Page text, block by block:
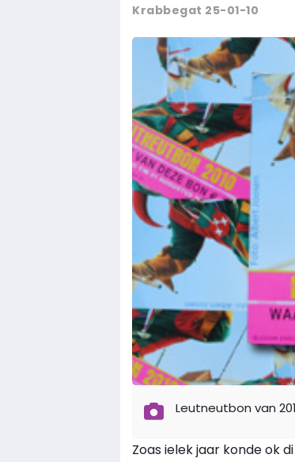
Krabbegat 25-01-10
Leutneutbon van
Zoas ielek jaar konde ok